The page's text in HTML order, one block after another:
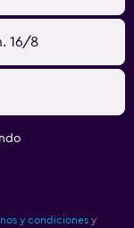
16/8
y condiciones y